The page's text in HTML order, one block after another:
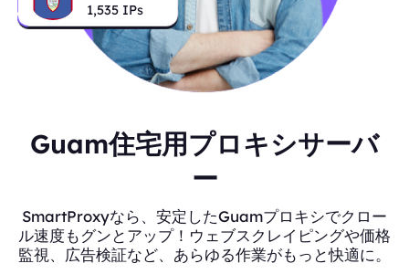
1,535 IPs
Guam住宅用プロキシサーバ
ー
SmartProxyなら、安定したGuamプロキシでクロー
ル速度もグンとアップ！ウェブスクレイピングや価格
監視、広告検証など、あらゆる作業がもっと快適に。